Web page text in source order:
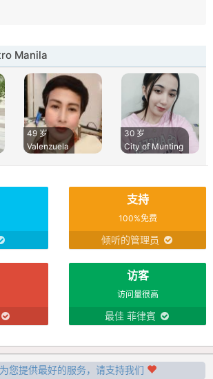
Manila
49 岁
Valenzuela
30 岁
City of Munting
支持
100%免费
倾听的管理员
访客
访问量很高
最佳 菲律賓
您提供最好的服务，请支持我们